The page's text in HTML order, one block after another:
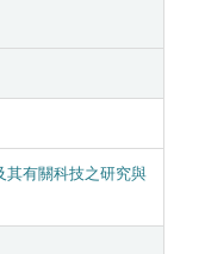
其有關科技之研究與